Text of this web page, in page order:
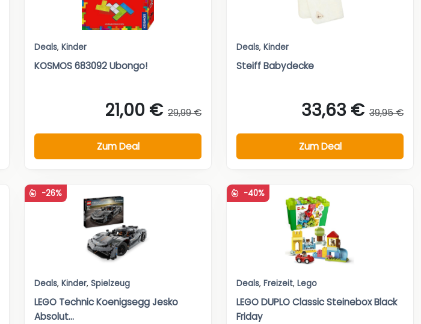
Deals, Kinder
KOSMOS 683092 Ubongo!
21,00 € 29,99 €
Zum Deal
Deals, Kinder
Steiff Babydecke
33,63 € 39,95 €
Zum Deal
-26%
Deals, Kinder, Spielzeug
LEGO Technic Koenigsegg Jesko
Absolut...
-40%
Deals, Freizeit, Lego
LEGO DUPLO Classic Steinebox Black
Friday